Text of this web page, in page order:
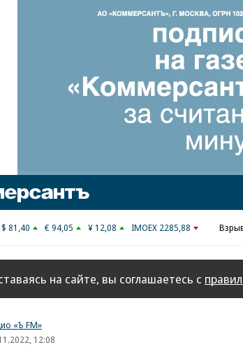
$ 81,40 € 94,05 ¥ 12,08 IMOEX 2285,88
на сайте, вы соглашаетесь с
«Ъ FM»
12:08